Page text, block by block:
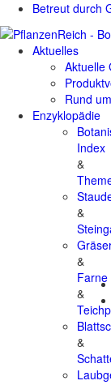
Betreut durch
Aktuelles
Aktuelle
Rund
Enzyklopädie
Index
&
&
&
Farne
&
&